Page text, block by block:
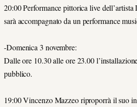
20:00 Performance pittorica live
sarà accompagnato da un performance
-Domenica 3 novembre:
Dalle ore 10.30 alle ore 23.00
pubblico.
19:00 Vincenzo Mazzeo riproporrà il suo